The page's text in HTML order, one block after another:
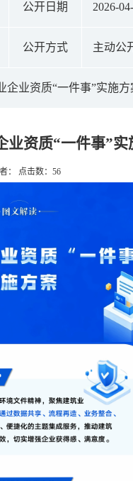
公开日期 2026-
公开方式 主动公
业资质“一件事”实施方
资质“一件事”实
： 点击数： 56